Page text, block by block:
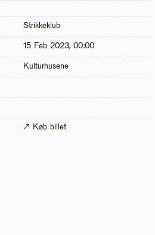
Strikkeklub
15 Feb 2023, 00:00
Kulturhusene
↗ Køb billet